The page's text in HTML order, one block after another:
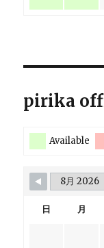
pirika
Available
日 月